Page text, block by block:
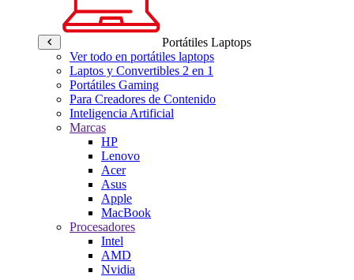
Portátiles Laptops
Ver todo en portátiles laptops
Laptos y Convertibles 2 en 1
Portátiles Gaming
Para Creadores de Contenido
Inteligencia Artificial
Marcas
HP
Lenovo
Acer
Asus
Apple
MacBook
Procesadores
Intel
AMD
Nvidia